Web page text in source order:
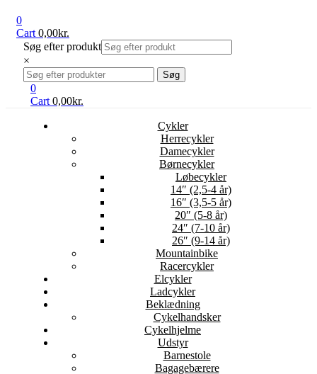
0
Cart 0,00kr.
Søg efter produkt
×
Search
for:
Søg
0
Cart 0,00kr.
Cykler
Herrecykler
Damecykler
Børnecykler
Løbecykler
14″ (2,5-4 år)
16″ (3,5-5 år)
20″ (5-8 år)
24″ (7-10 år)
26″ (9-14 år)
Mountainbike
Racercykler
Elcykler
Ladcykler
Beklædning
Cykelhandsker
Cykelhjelme
Udstyr
Barnestole
Bagagebærere